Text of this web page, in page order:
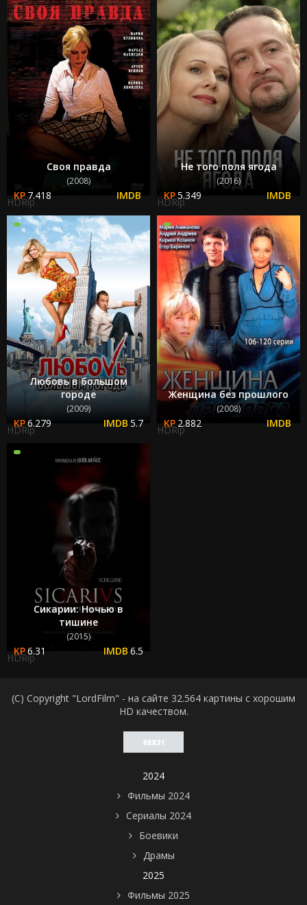
Своя правда
(2008)
7.418
HDRip
Не того поля ягода
(2016)
5.349
HDRip
Любовь в большом
городе
(2009)
6.279 5.7
HDRip
Женщина без прошлого
(2008)
2.882
HDRip
Сикарии: Ночью в
тишине
(2015)
6.31 6.5
HDRip
(C) Copyright "LordFilm" - на сайте 32.564 картины с хорошим
HD качеством.
2024
Фильмы 2024
Сериалы 2024
Боевики
Драмы
2025
Фильмы 2025